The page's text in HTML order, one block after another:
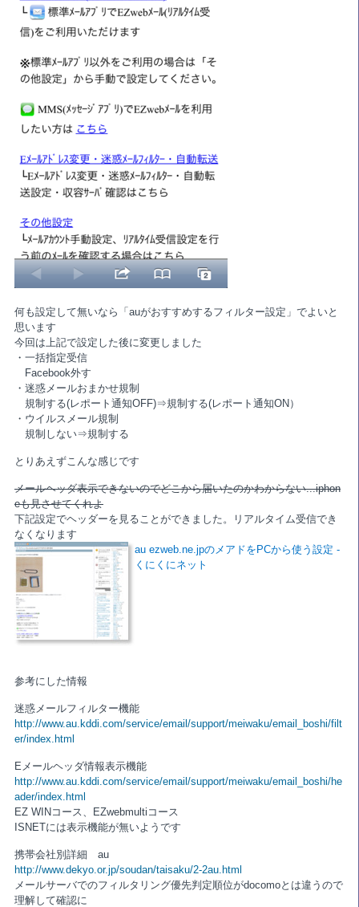
何も設定して無いなら「auがおすすめするフィルター設定」でよいと
思います
今回は上記で設定した後に変更しました
・一括指定受信
Facebook外す
・迷惑メールおまかせ規制
規制する(レポート通知OFF)⇒規制する(レポート通知ON）
・ウイルスメール規制
規制しない⇒規制する
とりあえずこんな感じです
メールヘッダ表示できないのでどこから届いたのかわからない...iphon
eも見させてくれよ
下記設定でヘッダーを見ることができました。リアルタイム受信でき
なくなります
au ezweb.ne.jpのメアドをPCから使う設定 -
くにくにネット
参考にした情報
迷惑メールフィルター機能
http://www.au.kddi.com/service/email/support/meiwaku/email_boshi/filt
er/index.html
Eメールヘッダ情報表示機能
http://www.au.kddi.com/service/email/support/meiwaku/email_boshi/he
ader/index.html
EZ WINコース、EZwebmultiコース
ISNETには表示機能が無いようです
携帯会社別詳細 au
http://www.dekyo.or.jp/soudan/taisaku/2-2au.html
メールサーバでのフィルタリング優先判定順位がdocomoとは違うので
理解して確認に